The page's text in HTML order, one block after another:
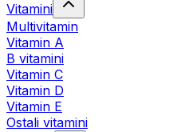
Vitamini
Multivitamin
Vitamin A
B vitamini
Vitamin C
Vitamin D
Vitamin E
Ostali vitamini